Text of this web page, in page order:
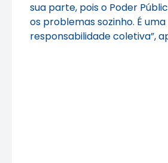
sua parte, pois o Poder
os problemas sozinho. É uma
responsabilidade coletiva”,